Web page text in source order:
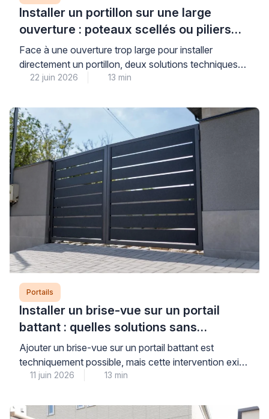
Installer un portillon sur une large
ouverture : poteaux scellés ou piliers
maçonnés ?
Face à une ouverture trop large pour installer
directement un portillon, deux solutions techniques
s’offrent à vous : le scellement de poteaux ou la
décision conditionne directement la stabilité, la
durabilité et la sécurité de votre installation sur le long
terme. Pour faire le bon choix, il convient […]
22 juin 2026 13 min
Portails
Installer un brise-vue sur un portail
battant : quelles solutions sans
aggraver l’affaissement ?
Ajouter un brise-vue sur un portail battant est
techniquement possible, mais cette intervention exige
un diagnostic préalable rigoureux pour ne pas
structure déjà sollicitée. La prise au vent et le poids
11 juin 2026 13 min